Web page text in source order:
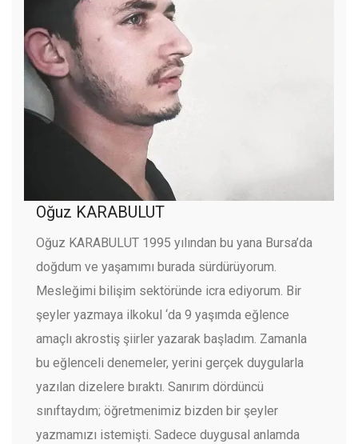
Oğuz KARABULUT
Oğuz KARABULUT 1995 yılından bu yana Bursa’da
doğdum ve yaşamımı burada sürdürüyorum.
Mesleğimi bilişim sektöründe icra ediyorum. Bir
şeyler yazmaya ilkokul ‘da 9 yaşımda eğlence
amaçlı akrostiş şiirler yazarak başladım. Zamanla
bu eğlenceli denemeler, yerini gerçek duygularla
yazılan dizelere bıraktı. Sanırım dördüncü
sınıftaydım; öğretmenimiz bizden bir şeyler
yazmamızı istemişti. Sadece duygusal anlamda